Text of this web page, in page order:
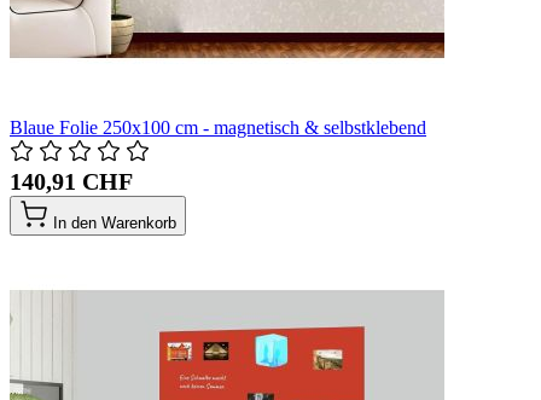
Blaue Folie 250x100 cm - magnetisch & selbstklebend
140,91 CHF
In den Warenkorb